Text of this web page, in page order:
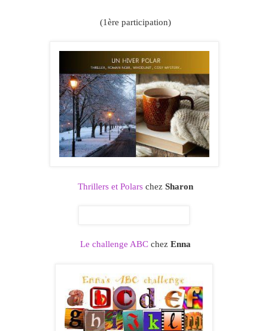
(1ère participation)
Thrillers et Polars chez Sharon
Le challenge ABC chez Enna